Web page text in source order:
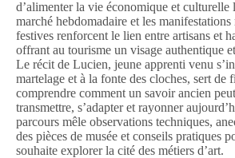
d’alimenter la vie économique et culturelle
marché hebdomadaire et les manifestations
festives renforcent le lien entre artisans et
offrant au tourisme un visage authentique
Le récit de Lucien, jeune apprenti venu
martelage et à la fonte des cloches, sert de
comprendre comment un savoir ancien
transmettre, s’adapter et rayonner
parcours mêle observations techniques,
des pièces de musée et conseils pratiques
souhaite explorer la cité des métiers d’art.